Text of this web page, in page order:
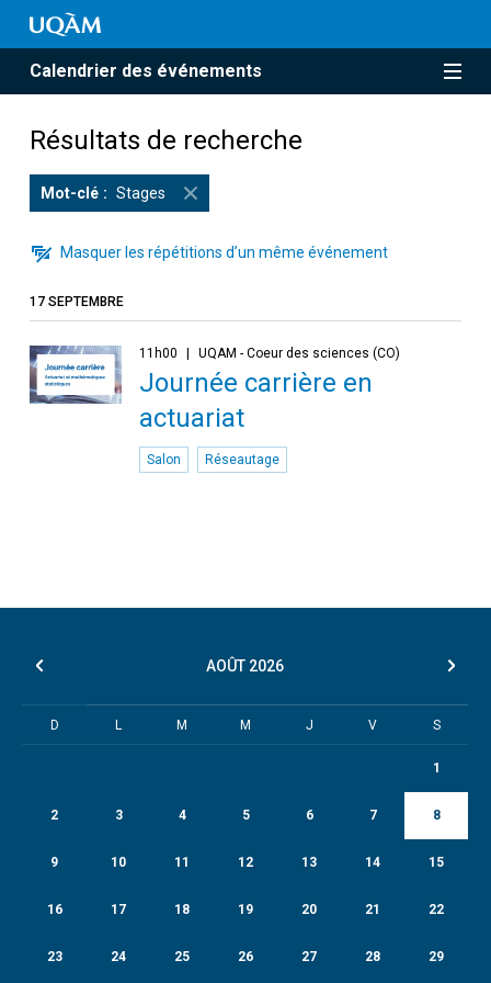
Calendrier des événements
Résultats de recherche
Mot-clé Stages
Masquer les répétitions d’un même événement
17 SEPTEMBRE
11h00 UQAM - Coeur des sciences (CO)
Journée carrière en
actuariat
Salon Réseautage
AOÛT 2026
D L M M J V S
1
2 3 4 5 6 7 8
9 10 11 12 13 14 15
16 17 18 19 20 21 22
23 24 25 26 27 28 29